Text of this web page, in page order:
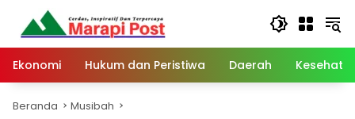
Langsung
konten
Ekonomi
Hukum dan Peristiwa Daerah
Beranda Musibah